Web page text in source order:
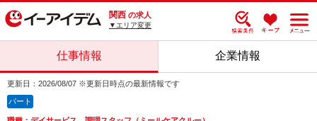
関西 の求人
▼エリア変更
仕事情報 企業情報
更新日：2026/08/07 ※更新日時点の最新情報です
パート